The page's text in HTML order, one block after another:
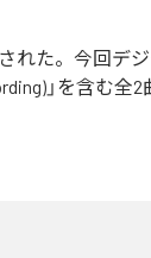
れた。今回デ
」を含む全